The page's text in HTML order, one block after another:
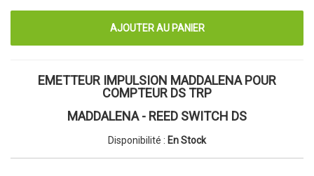
EMETTEUR IMPULSION MADDALENA POUR
COMPTEUR DS TRP
MADDALENA - REED SWITCH DS
Disponibilité : En Stock